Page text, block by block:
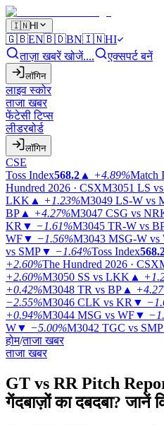
🇮🇳HI
🇬🇧EN🇧🇩BN🇮🇳HI
ताज़ा खबरें खोजें....
एक्सपर्ट बनें
लॉगिन
लाइव स्कोर
ताजा खबर
फेंटेसी टिप्स
लीडरबोर्ड
लॉगिन
CSE
Toss Index568.2 ▲ +4.89%Match
Hundred 2026 · CSXM3051 LS
LKK ▲ +1.23%M3049 LS-W vs
BP ▲ +4.27%M3047 CSG vs
KR ▼ −1.61%M3045 TR-W vs
WF▼ −1.56%M3043 MSG-W vs
vs SMP▼ −1.64%Toss Index
+2.60%The Hundred 2026 · CSX
+2.60%M3050 SS vs LKK ▲
+0.42%M3048 TR vs BP ▲
−2.55%M3046 CLK vs KR ▼
+0.94%M3044 MSG vs WF▼
W▼ −5.00%M3042 TGC vs SMP
होम/ताजा खबर
ताजा खबर
GT vs RR Pitch
गेंदबाज़ों का दबदबा? जानें